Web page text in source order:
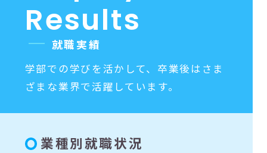
Results
就職実績
学部での学びを活かして、卒業後はさま
ざまな業界で活躍しています。
業種別就職状況